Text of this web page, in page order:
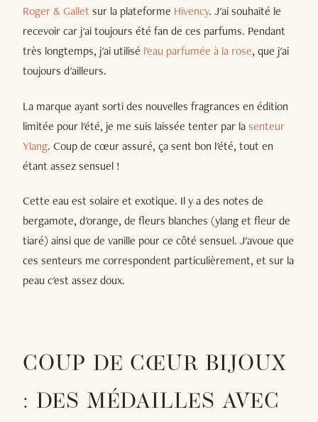
Roger & Gallet sur la plateforme Hivency. J'ai souhaité le
recevoir car j'ai toujours été fan de ces parfums. Pendant
très longtemps, j'ai utilisé l'eau parfumée à la rose, que j'ai
toujours d'ailleurs.
La marque ayant sorti des nouvelles fragrances en édition
limitée pour l'été, je me suis laissée tenter par lasenteur
Ylang. Coup de cœur assuré, ça sent bon l'été, tout en
étant assez sensuel !
Cette eau est solaire et exotique. Il y a des notes de
bergamote, d'orange, de fleurs blanches (ylang et fleur de
tiaré) ainsi que de vanille pour ce côté sensuel. J'avoue que
ces senteurs me correspondent particulièrement, et sur la
peau c'est assez doux.
COUP DE CŒUR BIJOUX
: DES MÉDAILLES AVEC